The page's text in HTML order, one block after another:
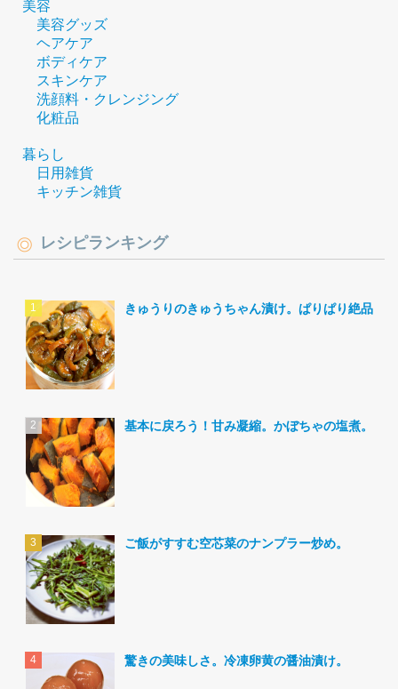
美容
美容グッズ
ヘアケア
ボディケア
スキンケア
洗顔料・クレンジング
化粧品
暮らし
日用雑貨
キッチン雑貨
レシピランキング
きゅうりのきゅうちゃん漬け。ぱりぱり絶品。
基本に戻ろう！甘み凝縮。かぼちゃの塩煮。
ご飯がすすむ空芯菜のナンプラー炒め。
驚きの美味しさ。冷凍卵黄の醤油漬け。